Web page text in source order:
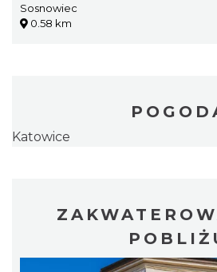
Sosnowiec
0.58 km
Katowice